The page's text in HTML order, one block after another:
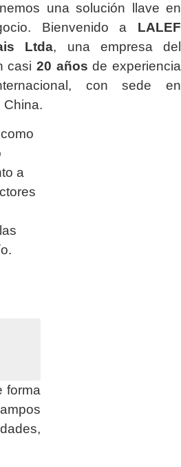
una solución llave en
Bienvenido a LALEF
Ltda, una empresa del
casi20 años de experiencia
con sede en
China.
a
forma